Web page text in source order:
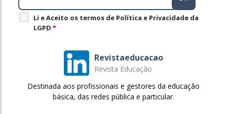
Li e Aceito os termos de Política e Privacidade da
LGPD *
Revistaeducacao
Revista Educação
Destinada aos profissionais e gestores da educação
básica, das redes pública e particular.